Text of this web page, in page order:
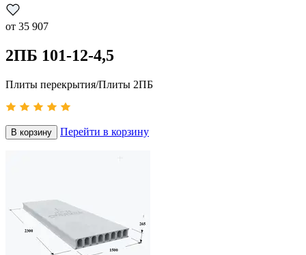
от 35 907
2ПБ 101-12-4,5
Плиты перекрытия/Плиты 2ПБ
В корзину Перейти в корзину